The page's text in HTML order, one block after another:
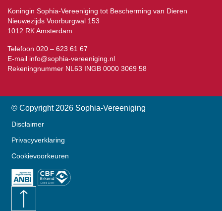
Koningin Sophia-Vereeniging tot Bescherming van Dieren
Nieuwezijds Voorburgwal 153
1012 RK Amsterdam
Telefoon 020 – 623 61 67
E-mail info@sophia-vereeniging.nl
Rekeningnummer NL63 INGB 0000 3069 58
© Copyright 2026 Sophia-Vereeniging
Disclaimer
Privacyverklaring
Cookievoorkeuren